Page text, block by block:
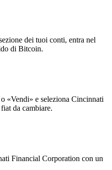
dei tuoi conti, entra nel
di Bitcoin.
«Vendi» e seleziona Cincinnati
da cambiare.
Financial Corporation con un